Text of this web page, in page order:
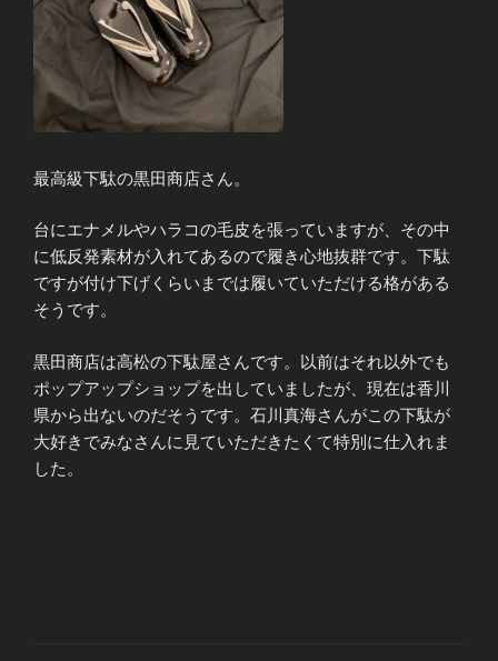
最高級下駄の黒田商店さん。
台にエナメルやハラコの毛皮を張っていますが、その中
に低反発素材が入れてあるので履き心地抜群です。下駄
ですが付け下げくらいまでは履いていただける格がある
そうです。
黒田商店は高松の下駄屋さんです。以前はそれ以外でも
ポップアップショップを出していましたが、現在は香川
県から出ないのだそうです。石川真海さんがこの下駄が
大好きでみなさんに見ていただきたくて特別に仕入れま
した。